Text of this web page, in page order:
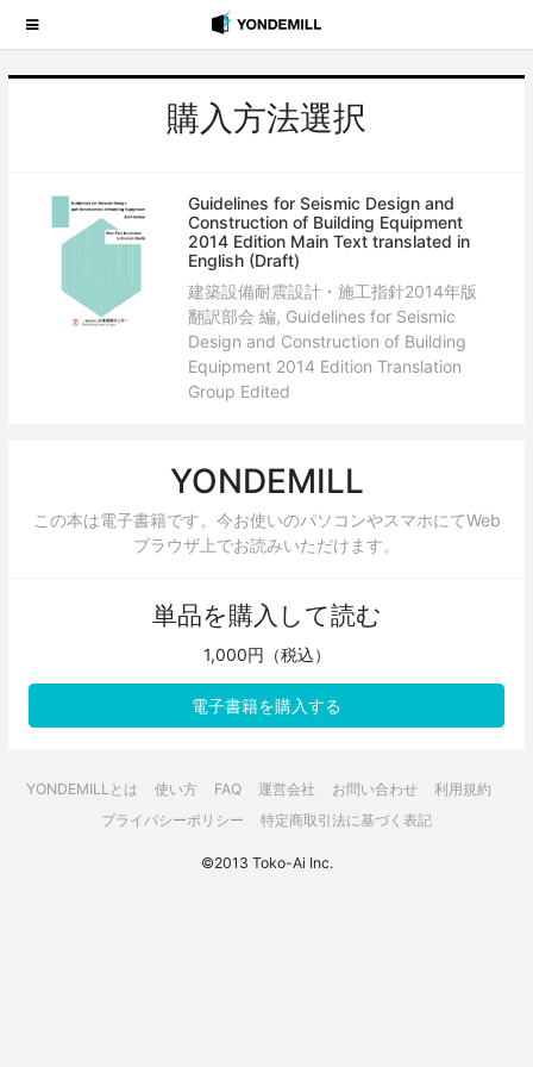
購入方法選択
Guidelines for Seismic Design and
Construction of Building Equipment
2014 Edition Main Text translated in
English (Draft)
建築設備耐震設計・施工指針2014年版
翻訳部会 編, Guidelines for Seismic
Design and Construction of Building
Equipment 2014 Edition Translation
Group Edited
YONDEMILL
この本は電子書籍です。今お使いのパソコンやスマホにてWeb
ブラウザ上でお読みいただけます。
単品を購入して読む
1,000円（税込）
電子書籍を購入する
YONDEMILLとは 使い方 FAQ 運営会社 お問い合わせ
利用規約
プライバシーポリシー
特定商取引法に基づく表記
©2013 Toko-Ai Inc.